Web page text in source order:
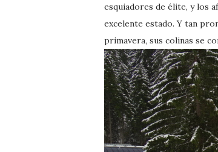
esquiadores de élite, y los
excelente estado. Y tan
primavera, sus colinas se